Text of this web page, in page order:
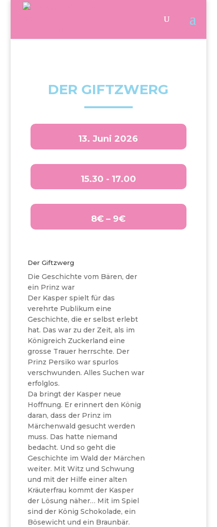
DER GIFTZWERG
13. Juni 2026
15.30 - 17.00
8€ – 9€
Der Giftzwerg
Die Geschichte vom Bären, der
ein Prinz war
Der Kasper spielt für das
verehrte Publikum eine
Geschichte, die er selbst erlebt
hat. Das war zu der Zeit, als im
Königreich Zuckerland eine
grosse Trauer herrschte. Der
Prinz Persiko war spurlos
verschwunden. Alles Suchen war
erfolglos.
Da bringt der Kasper neue
Hoffnung. Er erinnert den König
daran, dass der Prinz im
Märchenwald gesucht werden
muss. Das hatte niemand
bedacht. Und so geht die
Geschichte im Wald der Märchen
weiter. Mit Witz und Schwung
und mit der Hilfe einer alten
Kräuterfrau kommt der Kasper
der Lösung näher… Mit im Spiel
sind der König Schokolade, ein
Bösewicht und ein Braunbär.